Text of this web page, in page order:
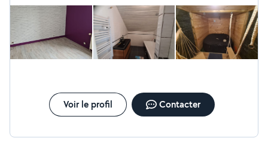
voisin très aimable et toujours prêt à rendre service. Je referais
appel à ses services ! Merci encore, Guillaume
Voir le profil Contacter